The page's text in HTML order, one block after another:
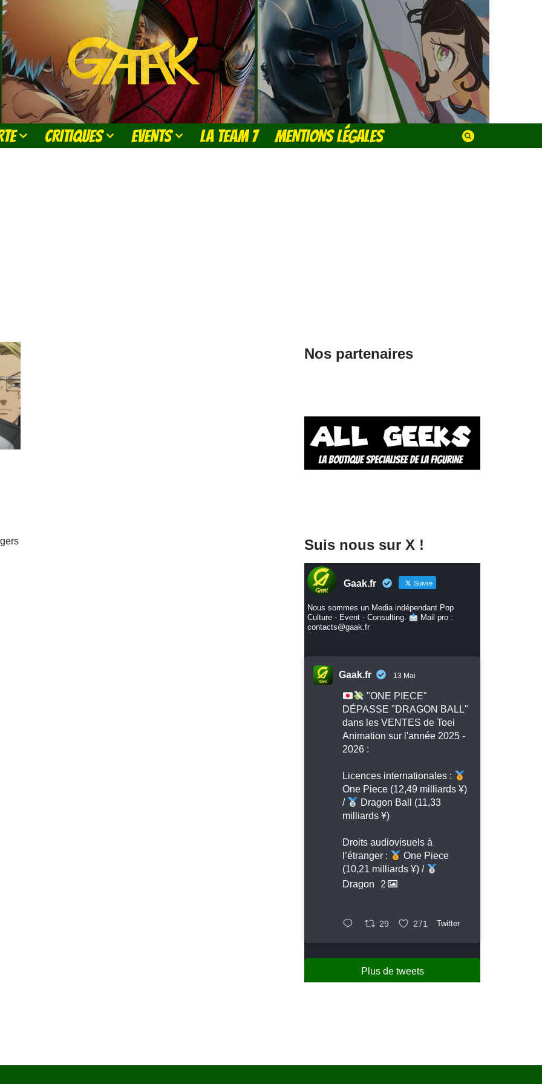
CRITIQUES EVENTS LA TEAM 7 MENTIONS LÉGALES
Nos partenaires
Suis nous sur X !
Gaak.fr Suivre
Nous sommes un Media indépendant Pop
Culture - Event - Consulting.
Mail pro :
contacts@gaak.fr
Gaak.fr 13 Mai
"ONE PIECE"
DÉPASSE "DRAGON BALL"
dans les VENTES de Toei
Animation sur l'année 2025 -
2026 :
Licences internationales :
One Piece (12,49 milliards ¥)
/
Dragon Ball (11,33
milliards ¥)
Droits audiovisuels à
l’étranger :
One Piece
(10,21 milliards ¥) /
Dragon
2
29 271 Twitter
Plus de tweets